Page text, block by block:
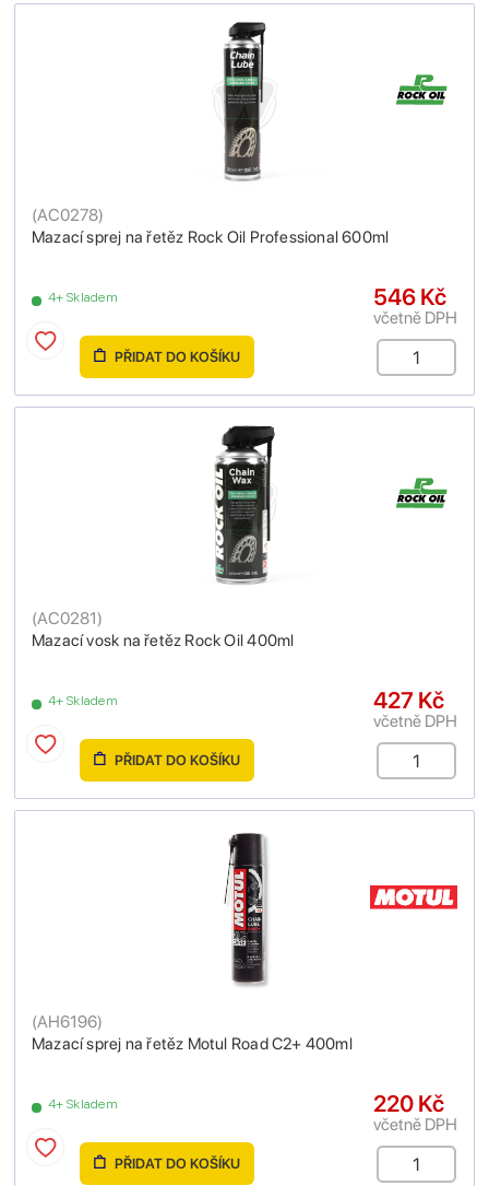
Mazací sprej na řetěz Rock Oil Professional 600ml
(AC0278)
4+ Skladem 546 Kč
včetně DPH
PŘIDAT DO KOŠÍKU
Mazací vosk na řetěz Rock Oil 400ml
(AC0281)
4+ Skladem 427 Kč
včetně DPH
PŘIDAT DO KOŠÍKU
Mazací sprej na řetěz Motul Road C2+ 400ml
(AH6196)
4+ Skladem 220 Kč
včetně DPH
PŘIDAT DO KOŠÍKU